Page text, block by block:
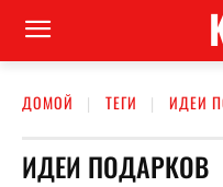
ДОМОЙ ТЕГИ ИДЕИ
ИДЕИ ПОДАРКОВ